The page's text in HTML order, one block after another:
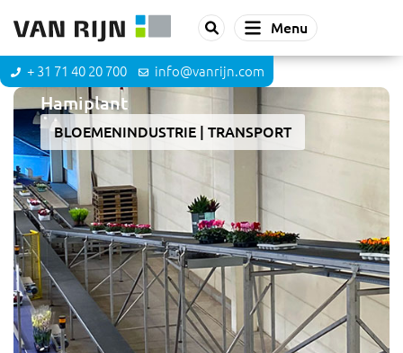
Menu
+ 31 71 40 20 700 info@vanrijn.com
BLOEMENINDUSTRIE TRANSPORT
Hamiplant